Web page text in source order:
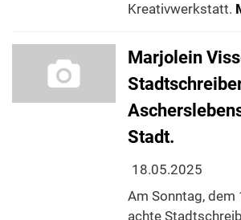
Kreativwerkstatt.
Marjolein
Stadt.
18.05.2025
Am Sonntag, dem
achte